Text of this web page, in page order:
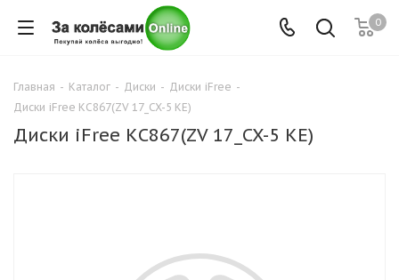
0
Главная - Каталог - Диски - Диски iFree -
Диски iFree КС867(ZV 17_CX-5 KE)
Диски iFree КС867(ZV 17_CX-5 KE)